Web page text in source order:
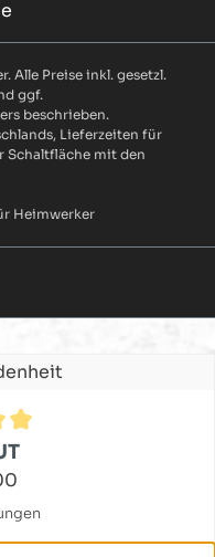
Alle Preise inkl. gesetzl.
ggf.
beschrieben.
Lieferzeiten für
Schaltfläche mit den
Heimwerker
4.9 von 5 Sternen